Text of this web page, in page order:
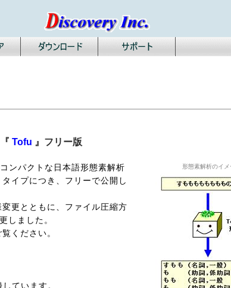
Tofu 』フリー版
ンパクトな日本語形態素解析
イプにつき、フリーで公開し
更とともに、ファイル圧縮方
しました。
ください。
ています。
形態素解析のイメ